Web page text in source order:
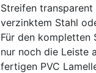
Streifen
verzinktem Stahl
Für den kompletten
nur noch die Leiste
fertigen PVC